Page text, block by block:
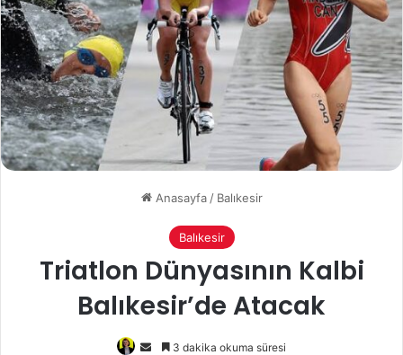
Anasayfa / Balıkesir
Balıkesir
Triatlon Dünyasının Kalbi
Balıkesir’de Atacak
Bir
3 dakika okuma süresi